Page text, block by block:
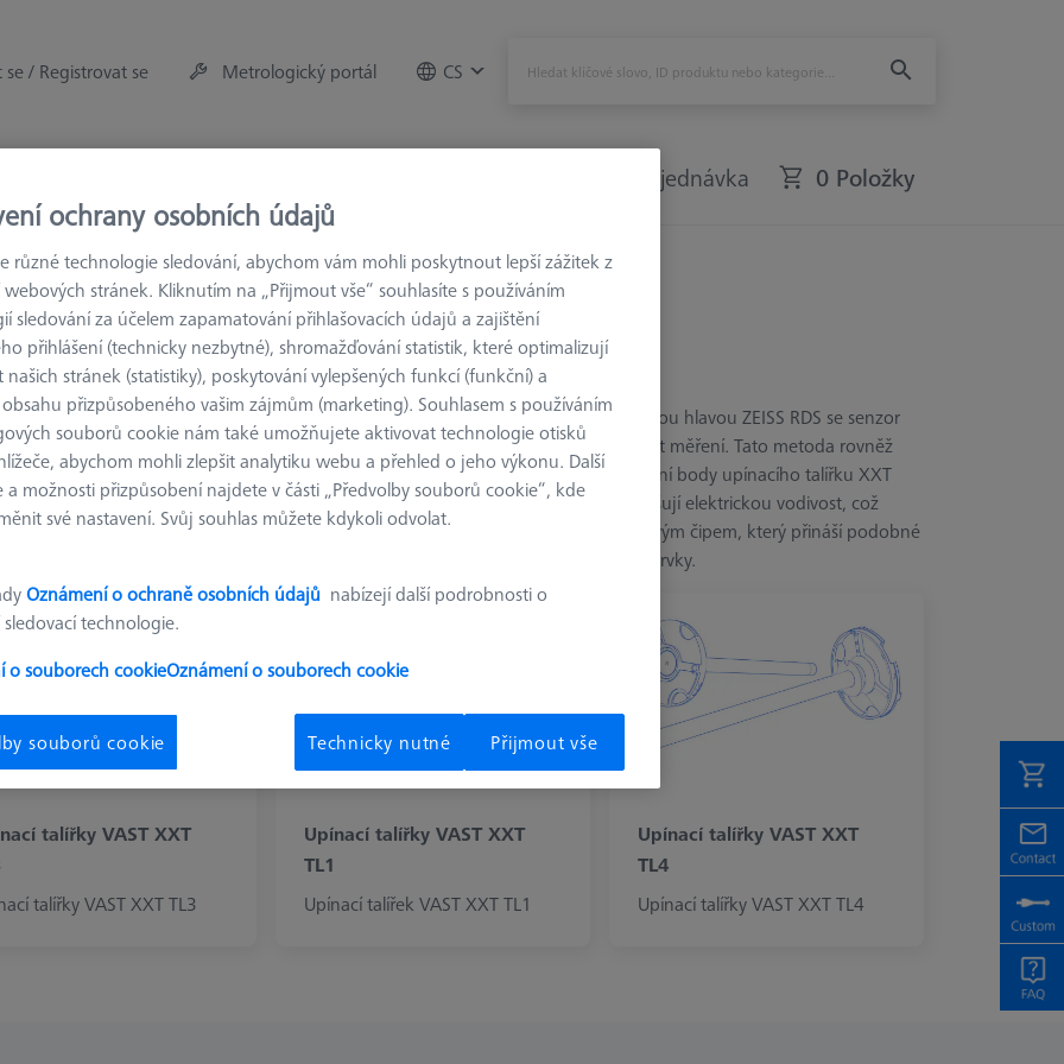
se / Registrovat se Metrologický portál CS
Rychlá objednávka 0 Položky
VAST XXT
XXT
ZEISS jsou speciálně navrženy pro senzor ZEISS VAST XXT. Při použití s otočnou hlavou ZEISS RDS se senzor
XXT natočí do úhlu daného prvku, což zvyšuje provozní efektivitu a spolehlivost měření. Tato metoda rovněž
skenování a zohledňuje odchylky tvaru měřených prvků. Vybroušené kontaktní body upínacího talířku XXT
stabilitu systému a zároveň vysokou míru přesnosti. Pozlacené kontaktní body zlepšují elektrickou vodivost, což
robustnější přenos dat. Od roku 2022 jsou upínací talířky VAST XXT vybaveny novým čipem, který přináší podobné
jako měřicí senzor VAST, pokud jde o zvýšení výkonu a integrované bezpečnostní prvky.
talířky VAST XXT
talířky VAST XXT TL3
Upínací talířky VAST XXT
TL1
Upínací talířek VAST XXT TL1
Upínací talířky VAST XXT
TL4
Upínací talířky VAST XXT TL4
ochrany osobních údajů
různé technologie sledování, abychom vám mohli poskytnout lepší zážitek z
stránek. Kliknutím na „Přijmout vše“ souhlasíte s používáním
sledování za účelem zapamatování přihlašovacích údajů a zajištění
přihlášení (technicky nezbytné), shromažďování statistik, které optimalizují
stránek (statistiky), poskytování vylepšených funkcí (funkční) a
přizpůsobeného vašim zájmům (marketing). Souhlasem s používáním
souborů cookie nám také umožňujete aktivovat technologie otisků
abychom mohli zlepšit analytiku webu a přehled o jeho výkonu. Další
a možnosti přizpůsobení najdete v části „Předvolby souborů cookie“, kde
své nastavení. Svůj souhlas můžete kdykoli odvolat.
Oznámení o ochraně osobních údajů nabízejí další podrobnosti o
technologie.
o souborech cookieOznámení o souborech cookie
souborů cookie Technicky nutné Přijmout vše